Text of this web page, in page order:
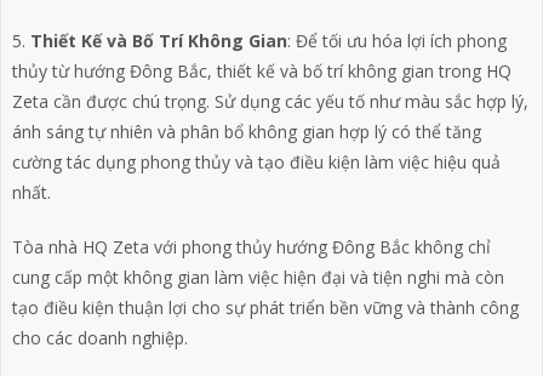
5. Thiết Kế và Bố Trí Không Gian: Để tối ưu hóa lợi ích phong
thủy từ hướng Đông Bắc, thiết kế và bố trí không gian trong HQ
Zeta cần được chú trọng. Sử dụng các yếu tố như màu sắc hợp lý,
ánh sáng tự nhiên và phân bổ không gian hợp lý có thể tăng
cường tác dụng phong thủy và tạo điều kiện làm việc hiệu quả
nhất.
Tòa nhà HQ Zeta với phong thủy hướng Đông Bắc không chỉ
cung cấp một không gian làm việc hiện đại và tiện nghi mà còn
tạo điều kiện thuận lợi cho sự phát triển bền vững và thành công
cho các doanh nghiệp.